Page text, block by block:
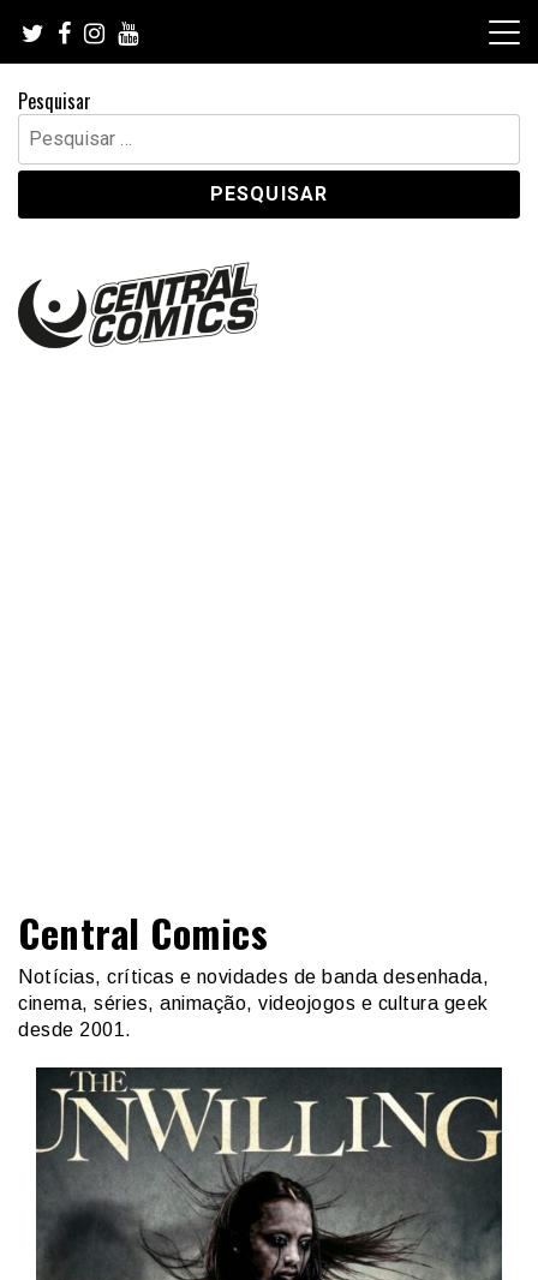
content
Pesquisar
Pesquisar
por:
Central Comics
Notícias, críticas e novidades de banda desenhada,
cinema, séries, animação, videojogos e cultura geek
desde 2001.